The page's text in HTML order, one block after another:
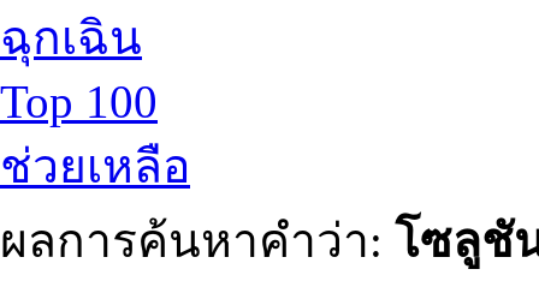
ฉุกเฉิน
Top 100
ช่วยเหลือ
ผลการค้นหาคำว่า: โซลูชั